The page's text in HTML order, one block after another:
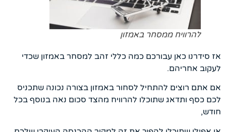
להרוויח ממסחר באמזון
אז סידרנו כאן עבורכם כמה כללי זהב למסחר באמזון שכדי
לעקוב אחריהם.
אם אתם רוצים להתחיל לסחור באמזון בצורה נכונה שתכניס
לכם כסף ותדאג שתוכלו להרוויח מהצד סכום נאה בנוסף בכל
חודש,